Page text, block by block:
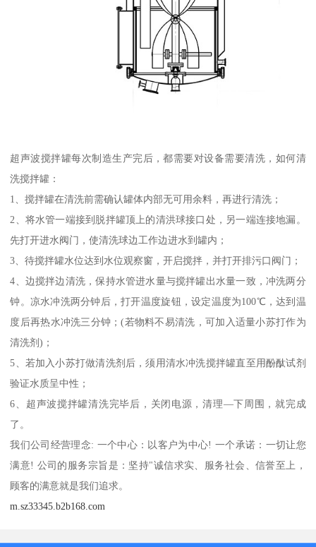
超声波搅拌罐每次制造生产完后，都需要对设备需要清洗，如何清
洗搅拌罐：
1、搅拌罐在清洗前需确认罐体内部无可用余料，再进行清洗；
2、将水管一端接到脱拌罐顶上的清洪球接口处，另一端连接地漏。
先打开进水阀门，使清洗球边工作边进水到罐内；
3、待搅拌罐水位达到水位观察窗，开启搅拌，并打开排污口阀门；
4、边搅拌边清洗，保持水管进水量与搅拌罐出水量一致，冲洗两分
钟。凉水冲洗两分钟后，打开温度旋钮，设定温度为100℃，达到温
度后再热水冲洗三分钟；(若物料不易清洗，可加入适量小苏打作为
清洗剂)；
5、若加入小苏打做清洗剂后，须用清水冲洗搅拌罐直至用酚酞试剂
验证水质呈中性；
6、超声波搅拌罐清洗完毕后，关闭电源，清理—下周围，就完成
了。
我们公司经营理念: 一个中心：以客户为中心! 一个承诺：一切让您
满意! 公司的服务宗旨是：坚持"诚信求实、服务社会、信誉至上，
顾客的满意就是我们追求。
m.sz33345.b2b168.com